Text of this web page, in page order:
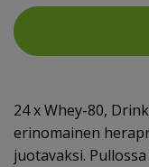
24 x Whey-80,
erinomainen
juotavaksi.